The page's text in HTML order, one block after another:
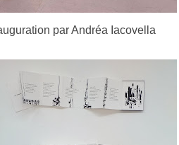
par Andréa Iacovella